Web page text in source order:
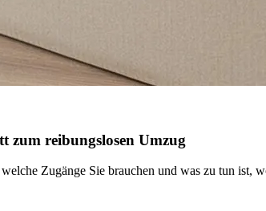
zum reibungslosen Umzug
Zugänge Sie brauchen und was zu tun ist,